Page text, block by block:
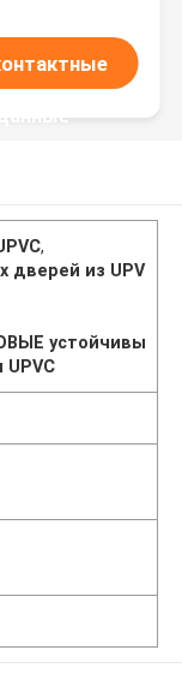
,
дверей из UPV
устойчивы